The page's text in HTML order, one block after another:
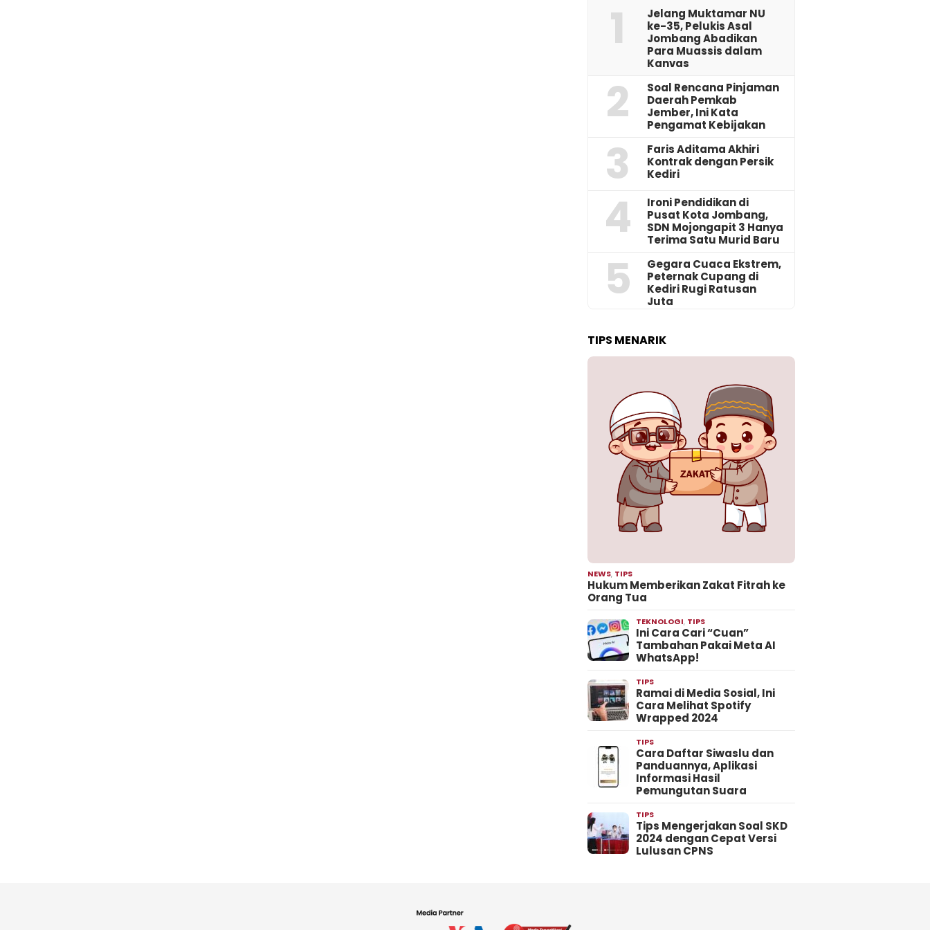
1
Jelang Muktamar NU
ke-35, Pelukis Asal
Jombang Abadikan
Para Muassis dalam
Kanvas
2
‎Soal Rencana Pinjaman
Daerah Pemkab
Jember, Ini Kata
Pengamat Kebijakan ‎
3
Faris Aditama Akhiri
Kontrak dengan Persik
Kediri
4
Ironi Pendidikan di
Pusat Kota Jombang,
SDN Mojongapit 3 Hanya
Terima Satu Murid Baru
5
‎Gegara Cuaca Ekstrem,
Peternak Cupang di
Kediri Rugi Ratusan
Juta
TIPS MENARIK
NEWS, TIPS
Hukum Memberikan Zakat Fitrah ke
Orang Tua
TEKNOLOGI, TIPS
Ini Cara Cari “Cuan”
Tambahan Pakai Meta AI
WhatsApp!
TIPS
Ramai di Media Sosial, Ini
Cara Melihat Spotify
Wrapped 2024
TIPS
Cara Daftar Siwaslu dan
Panduannya, Aplikasi
Informasi Hasil
Pemungutan Suara
TIPS
Tips Mengerjakan Soal SKD
2024 dengan Cepat Versi
Lulusan CPNS